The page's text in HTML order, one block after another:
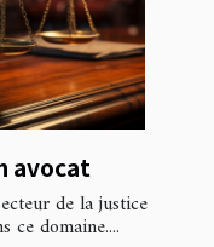
avocat
de la justice
ce domaine....